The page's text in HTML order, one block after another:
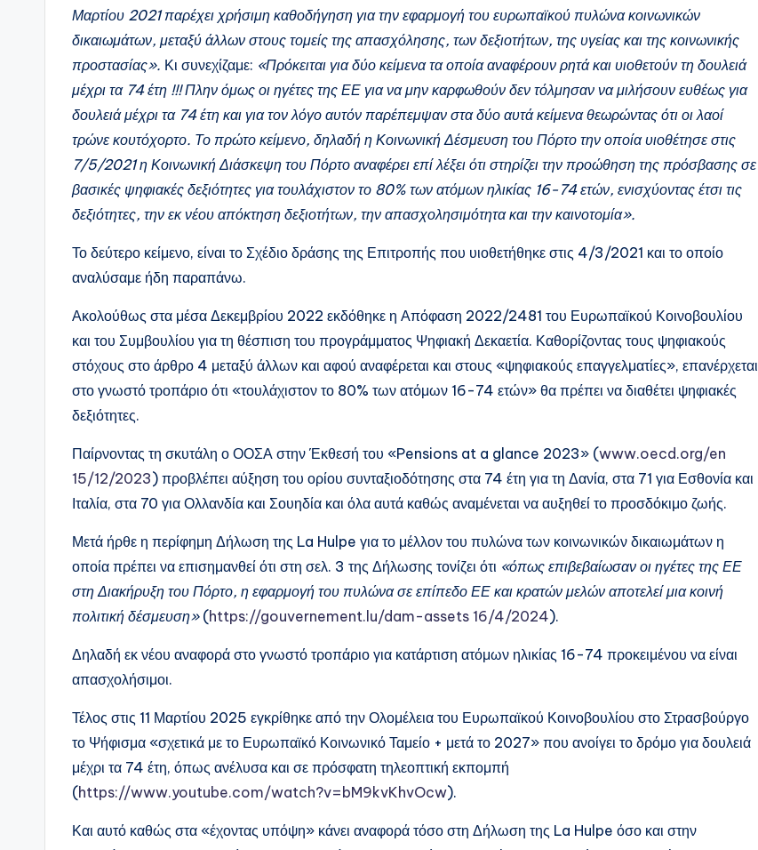
Μαρτίου 2021 παρέχει χρήσιμη καθοδήγηση για την εφαρμογή του ευρωπαϊκού πυλώνα κοινωνικών
δικαιωμάτων, μεταξύ άλλων στους τομείς της απασχόλησης, των δεξιοτήτων, της υγείας και της κοινωνικής
προστασίας». Κι συνεχίζαμε: «Πρόκειται για δύο κείμενα τα οποία αναφέρουν ρητά και υιοθετούν τη δουλειά
μέχρι τα 74 έτη !!! Πλην όμως οι ηγέτες της ΕΕ για να μην καρφωθούν δεν τόλμησαν να μιλήσουν ευθέως για
δουλειά μέχρι τα 74 έτη και για τον λόγο αυτόν παρέπεμψαν στα δύο αυτά κείμενα θεωρώντας ότι οι λαοί
τρώνε κουτόχορτο. Το πρώτο κείμενο, δηλαδή η Κοινωνική Δέσμευση του Πόρτο την οποία υιοθέτησε στις
7/5/2021 η Κοινωνική Διάσκεψη του Πόρτο αναφέρει επί λέξει ότι στηρίζει την προώθηση της πρόσβασης σε
βασικές ψηφιακές δεξιότητες για τουλάχιστον το 80% των ατόμων ηλικίας 16-74 ετών, ενισχύοντας έτσι τις
δεξιότητες, την εκ νέου απόκτηση δεξιοτήτων, την απασχολησιμότητα και την καινοτομία».
Το δεύτερο κείμενο, είναι το Σχέδιο δράσης της Επιτροπής που υιοθετήθηκε στις 4/3/2021 και το οποίο
αναλύσαμε ήδη παραπάνω.
Ακολούθως στα μέσα Δεκεμβρίου 2022 εκδόθηκε η Απόφαση 2022/2481 του Ευρωπαϊκού Κοινοβουλίου
και του Συμβουλίου για τη θέσπιση του προγράμματος Ψηφιακή Δεκαετία. Καθορίζοντας τους ψηφιακούς
στόχους στο άρθρο 4 μεταξύ άλλων και αφού αναφέρεται και στους «ψηφιακούς επαγγελματίες», επανέρχεται
στο γνωστό τροπάριο ότι «τουλάχιστον το 80% των ατόμων 16-74 ετών» θα πρέπει να διαθέτει ψηφιακές
δεξιότητες.
Παίρνοντας τη σκυτάλη ο ΟΟΣΑ στην Έκθεσή του «Pensions at a glance 2023» (www.oecd.org/en
15/12/2023) προβλέπει αύξηση του ορίου συνταξιοδότησης στα 74 έτη για τη Δανία, στα 71 για Εσθονία και
Ιταλία, στα 70 για Ολλανδία και Σουηδία και όλα αυτά καθώς αναμένεται να αυξηθεί το προσδόκιμο ζωής.
Μετά ήρθε η περίφημη Δήλωση της La Hulpe για το μέλλον του πυλώνα των κοινωνικών δικαιωμάτων η
οποία πρέπει να επισημανθεί ότι στη σελ. 3 της Δήλωσης τονίζει ότι «όπως επιβεβαίωσαν οι ηγέτες της ΕΕ
στη Διακήρυξη του Πόρτο, η εφαρμογή του πυλώνα σε επίπεδο ΕΕ και κρατών μελών αποτελεί μια κοινή
πολιτική δέσμευση»(https://gouvernement.lu/dam-assets 16/4/2024).
Δηλαδή εκ νέου αναφορά στο γνωστό τροπάριο για κατάρτιση ατόμων ηλικίας 16-74 προκειμένου να είναι
απασχολήσιμοι.
Τέλος στις 11 Μαρτίου 2025 εγκρίθηκε από την Ολομέλεια του Ευρωπαϊκού Κοινοβουλίου στο Στρασβούργο
το Ψήφισμα «σχετικά με το Ευρωπαϊκό Κοινωνικό Ταμείο + μετά το 2027» που ανοίγει το δρόμο για δουλειά
μέχρι τα 74 έτη, όπως ανέλυσα και σε πρόσφατη τηλεοπτική εκπομπή
(https://www.youtube.com/watch?v=bM9kvKhvOcw).
Και αυτό καθώς στα «έχοντας υπόψη» κάνει αναφορά τόσο στη Δήλωση της La Hulpe όσο και στην